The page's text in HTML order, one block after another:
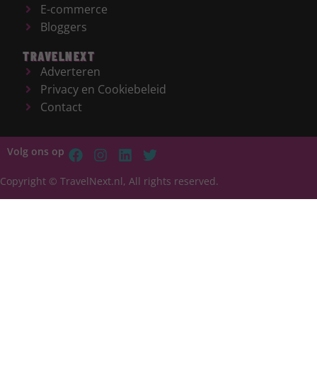
E-commerce
Bloggers
TRAVELNEXT
Adverteren
Privacy en Cookiebeleid
Contact
Volg ons op
Copyright © TravelNext.nl, All rights reserved.